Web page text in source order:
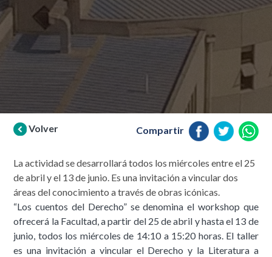
Volver Compartir
La actividad se desarrollará todos los miércoles entre el 25
de abril y el 13 de junio. Es una invitación a vincular dos
áreas del conocimiento a través de obras icónicas.
“Los cuentos del Derecho” se denomina el workshop que
ofrecerá la Facultad, a partir del 25 de abril y hasta el 13 de
junio, todos los miércoles de 14:10 a 15:20 horas. El taller
es una invitación a vincular el Derecho y la Literatura a